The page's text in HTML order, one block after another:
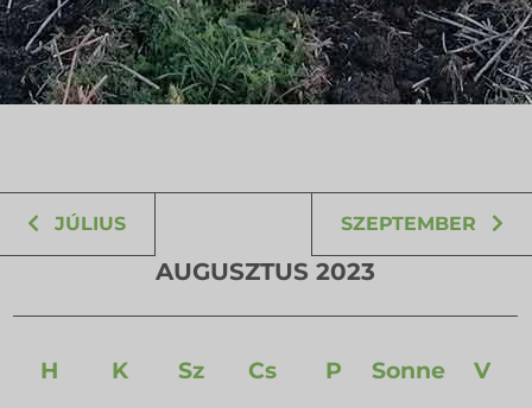
JÚLIUS SZEPTEMBER
AUGUSZTUS 2023
H K Sz Cs P Sonne V